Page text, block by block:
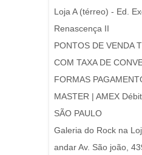
Loja A (térreo) - Ed.
Renascença II
PONTOS DE VENDA
COM TAXA DE
FORMAS
MASTER | AMEX
SÃO PAULO
Galeria do Rock na
andar Av. São joão,